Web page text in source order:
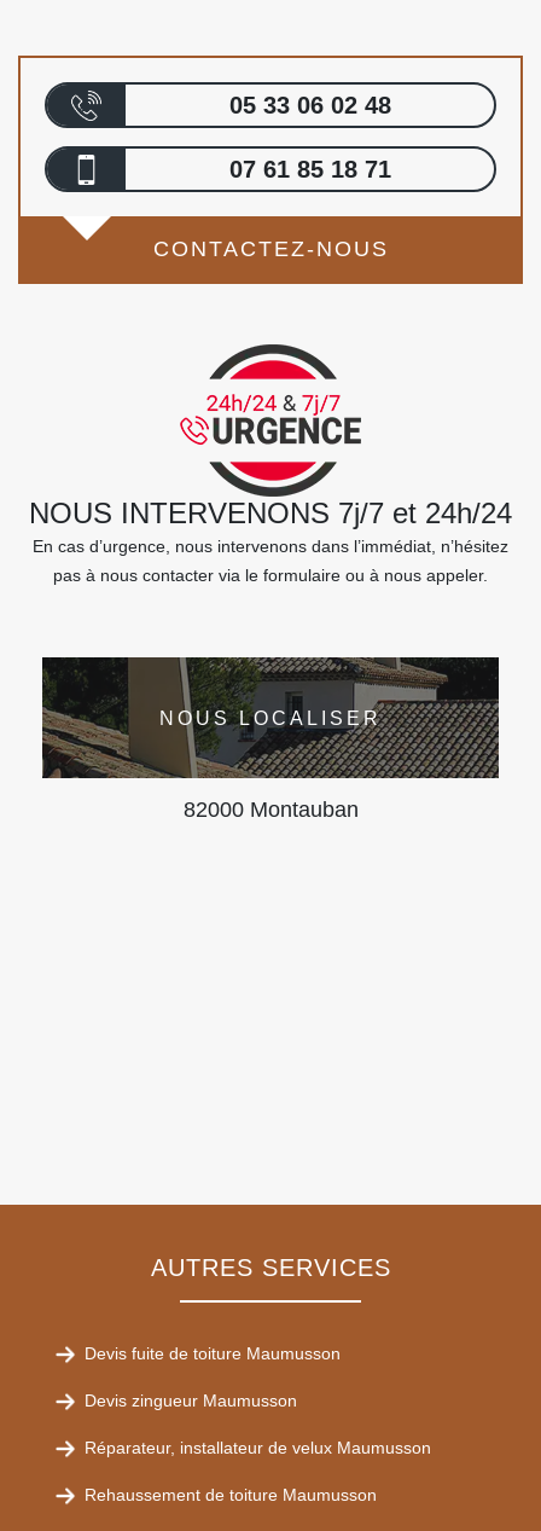
05 33 06 02 48
07 61 85 18 71
CONTACTEZ-NOUS
NOUS INTERVENONS 7j/7 et 24h/24
En cas d’urgence, nous intervenons dans l’immédiat, n’hésitez
pas à nous contacter via le formulaire ou à nous appeler.
NOUS LOCALISER
82000 Montauban
AUTRES SERVICES
Devis fuite de toiture Maumusson
Devis zingueur Maumusson
Réparateur, installateur de velux Maumusson
Rehaussement de toiture Maumusson